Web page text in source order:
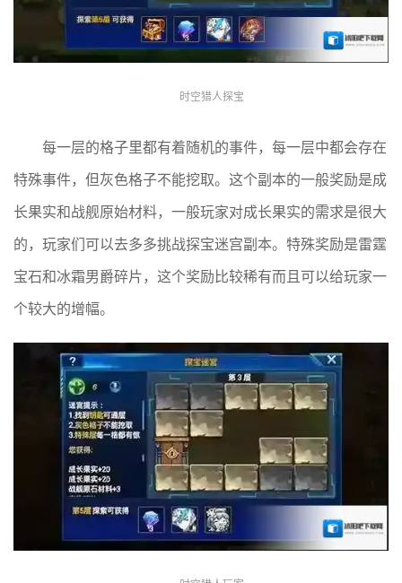
时空猎人探宝
每一层的格子里都有着随机的事件，每一层中都会存在
特殊事件，但灰色格子不能挖取。这个副本的一般奖励是成
长果实和战舰原始材料，一般玩家对成长果实的需求是很大
的，玩家们可以去多多挑战探宝迷宫副本。特殊奖励是雷霆
宝石和冰霜男爵碎片，这个奖励比较稀有而且可以给玩家一
个较大的增幅。